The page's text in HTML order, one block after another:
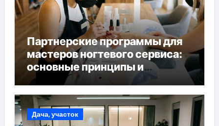
Партнерские программы для
мастеров ногтевого сервиса:
основные принципы и
форматы участия
Дача, участок